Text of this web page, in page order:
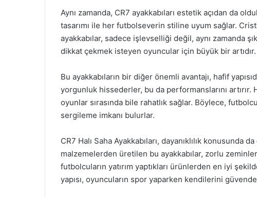
Aynı zamanda, CR7 ayakkabıları estetik açıdan da
tasarımı ile her futbolseverin stiline uyum sağlar.
ayakkabılar, sadece işlevselliği değil, aynı zamanda
dikkat çekmek isteyen oyuncular için büyük bir artıdır.
Bu ayakkabıların bir diğer önemli avantajı, hafif
yorgunluk hissederler, bu da performanslarını
oyunlar sırasında bile rahatlık sağlar. Böylece,
sergileme imkanı bulurlar.
CR7 Halı Saha Ayakkabıları, dayanıklılık konusunda
malzemelerden üretilen bu ayakkabılar, zorlu
futbolcuların yatırım yaptıkları ürünlerden en iyi
yapısı, oyuncuların spor yaparken kendilerini